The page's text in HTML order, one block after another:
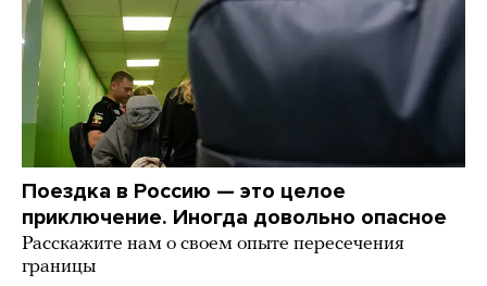
Поездка в Россию — это целое
приключение. Иногда довольно опасное
Расскажите нам о своем опыте пересечения
границы